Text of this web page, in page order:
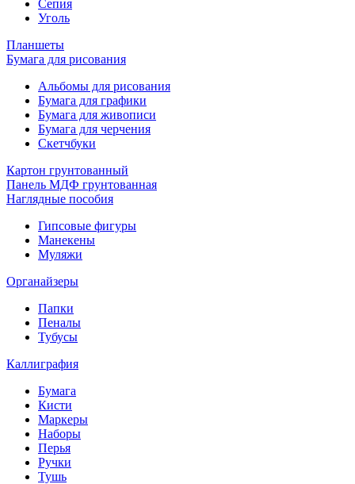
Сепия
Уголь
Планшеты
Бумага для рисования
Альбомы для рисования
Бумага для графики
Бумага для живописи
Бумага для черчения
Скетчбуки
Картон грунтованный
Панель МДФ грунтованная
Наглядные пособия
Гипсовые фигуры
Манекены
Муляжи
Органайзеры
Папки
Пеналы
Тубусы
Каллиграфия
Бумага
Кисти
Маркеры
Наборы
Перья
Ручки
Тушь